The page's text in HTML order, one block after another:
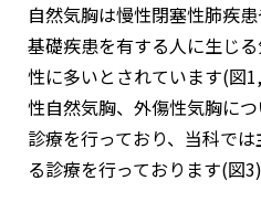
自然気胸は慢性閉塞性肺疾
基礎疾患を有する人に生じ
性に多いとされています(図
性自然気胸、外傷性気胸に
診療を行っており、当科で
る診療を行っております(図3)